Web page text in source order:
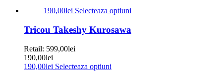
190,00lei Selecteaza optiuni
Tricou Takeshy Kurosawa
Retail: 599,00lei
190,00lei
190,00lei Selecteaza optiuni